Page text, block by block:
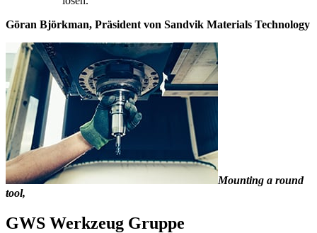
Göran Björkman, Präsident von Sandvik Materials Technology
Mounting a round
tool,
GWS Werkzeug Gruppe